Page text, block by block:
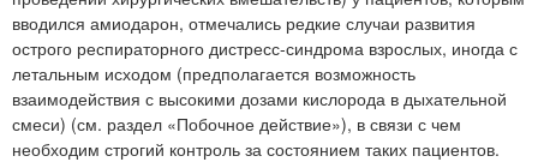
вводился амиодарон, отмечались редкие случаи развития
острого респираторного дистресс-синдрома взрослых, иногда с
летальным исходом (предполагается возможность
взаимодействия с высокими дозами кислорода в дыхательной
смеси) (см. раздел «Побочное действие»), в связи с чем
необходим строгий контроль за состоянием таких пациентов.